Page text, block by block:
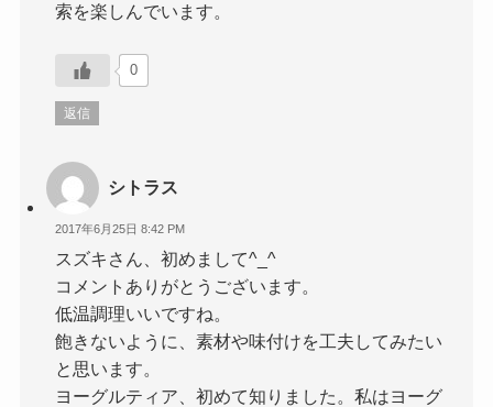
索を楽しんでいます。
0
返信
シトラス
2017年6月25日 8:42 PM
スズキさん、初めまして^_^
コメントありがとうございます。
低温調理いいですね。
飽きないように、素材や味付けを工夫してみたい
と思います。
ヨーグルティア、初めて知りました。私はヨーグ